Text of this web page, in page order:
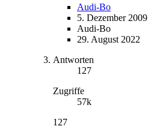
Audi-Bo
5. Dezember 2009
Audi-Bo
29. August 2022
Antworten
127
Zugriffe
57k
127